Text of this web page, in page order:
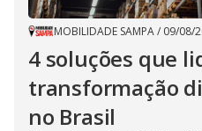
MOBILIDADE SAMPA/ 09/08/
4 soluções que
transformação
no Brasil